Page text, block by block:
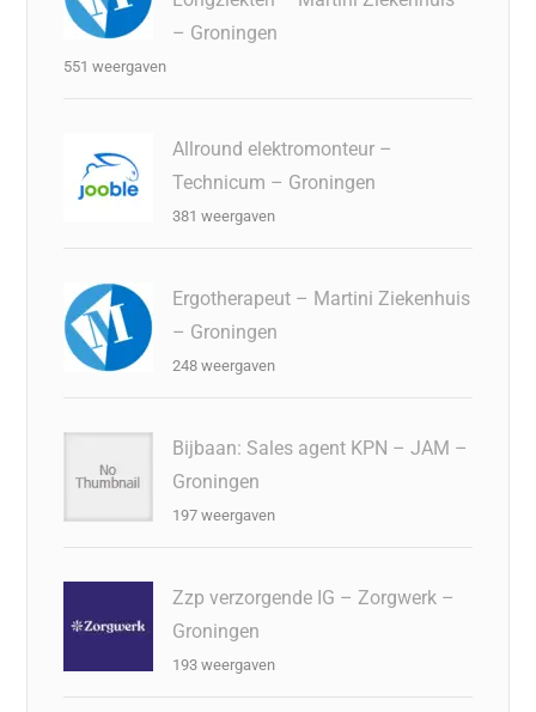
– Groningen
551 weergaven
Allround elektromonteur –
Technicum – Groningen
381 weergaven
Ergotherapeut – Martini Ziekenhuis
– Groningen
248 weergaven
Bijbaan: Sales agent KPN – JAM –
Groningen
197 weergaven
Zzp verzorgende IG – Zorgwerk –
Groningen
193 weergaven